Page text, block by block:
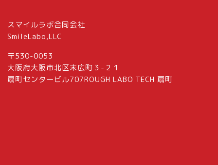
スマイルラボ合同会社
SmileLabo,LLC
〒530-0053
大阪府大阪市北区末広町３-２１
扇町センタービル707ROUGH LABO TECH 扇町